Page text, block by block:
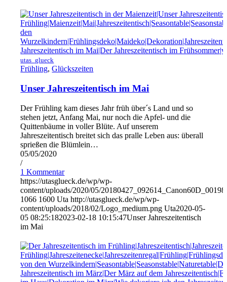
utas_glueck
Frühling,Glückszeiten
Unser Jahreszeitentisch im Mai
Der Frühling kam dieses Jahr früh über´s Land und so
stehen jetzt, Anfang Mai, nur noch die Apfel- und die
Quittenbäume in voller Blüte. Auf unserem
Jahreszeitentisch breitet sich das pralle Leben aus: überall
sprießen die Blümlein…
05/05/2020
/
1 Kommentar
https://utasglueck.de/wp/wp-
content/uploads/2020/05/
1066 1600 Uta http://utasglueck.de/wp/wp-
content/uploads/2018/02/Logo_medium.png Uta2020-05-
05 08:25:182023-02-18 10:15:47Unser Jahreszeitentisch
im Mai